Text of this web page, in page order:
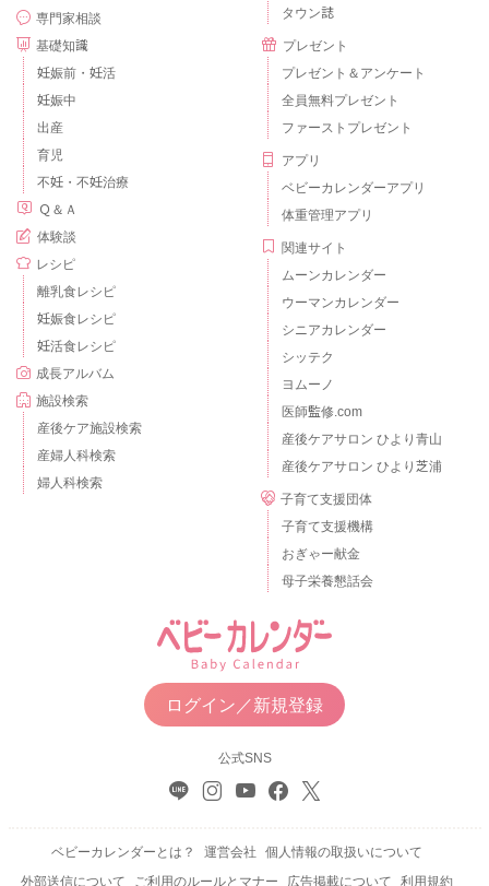
専門家相談
基礎知識
妊娠前・妊活
妊娠中
出産
育児
不妊・不妊治療
Ｑ＆Ａ
体験談
レシピ
離乳食レシピ
妊娠食レシピ
妊活食レシピ
成長アルバム
施設検索
産後ケア施設検索
産婦人科検索
婦人科検索
タウン誌
プレゼント
プレゼント＆アンケート
全員無料プレゼント
ファーストプレゼント
アプリ
ベビーカレンダーアプリ
体重管理アプリ
関連サイト
ムーンカレンダー
ウーマンカレンダー
シニアカレンダー
シッテク
ヨムーノ
医師監修.com
産後ケアサロン ひより青山
産後ケアサロン ひより芝浦
子育て支援団体
子育て支援機構
おぎゃー献金
母子栄養懇話会
ログイン／新規登録
公式SNS
ベビーカレンダーとは？ 運営会社
個人情報の取扱いについて
外部送信について
ご利用のルールとマナー 広告掲載について 利用規約